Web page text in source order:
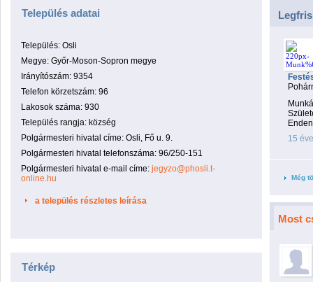
Település adatai
Település: Osli
Megye: Győr-Moson-Sopron megye
Irányítószám: 9354
Telefon körzetszám: 96
Lakosok száma: 930
Település rangja: község
Polgármesteri hivatal címe: Osli, Fő u. 9.
Polgármesteri hivatal telefonszáma: 96/250-151
Polgármesteri hivatal e-mail címe: jegyzo@phosli.t-
online.hu
a település részletes leírása
Térkép
15
Még
Most